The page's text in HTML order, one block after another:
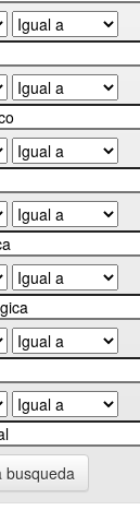
busqueda